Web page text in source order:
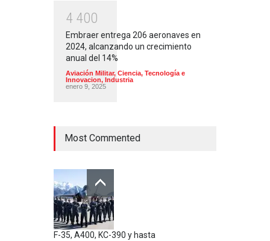
4 400
Embraer entrega 206 aeronaves en
2024, alcanzando un crecimiento
anual del 14%
Aviación Militar, Ciencia, Tecnología e
Innovacion, Industria
enero 9, 2025
Most Commented
F-35, A400, KC-390 y hasta